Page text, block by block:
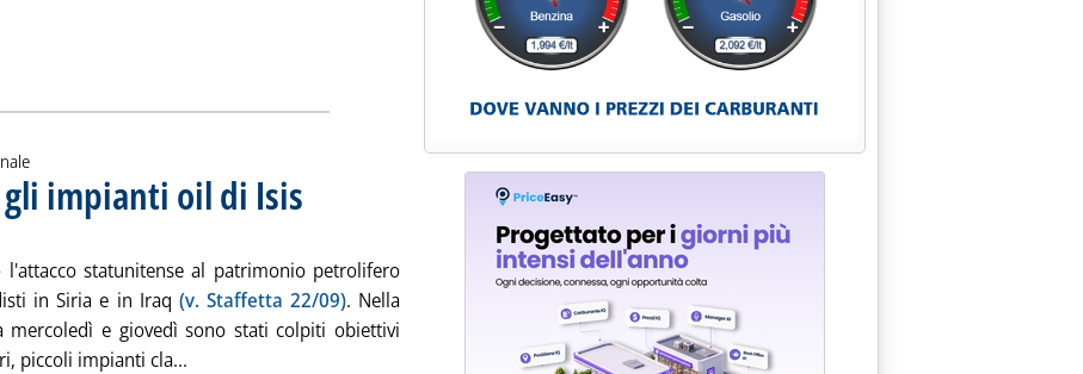
impianti oil di Isis . Pubblicata giovedì 25 settembre 2014 alle 12.2.
l'attacco statunitense al patrimonio petrolifero
in Siria e in Iraq (v. Staffetta 22/09). Nella
mercoledì e giovedì sono stati colpiti obiettivi
piccoli impianti cla... Leggi tutta la notizia: 'Siria, raid Usa contro gli impianti oil di Isis'